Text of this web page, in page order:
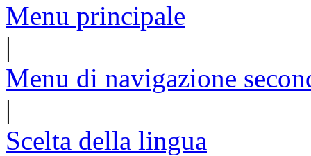
Menu principale
|
Menu di navigazione
|
Scelta della lingua